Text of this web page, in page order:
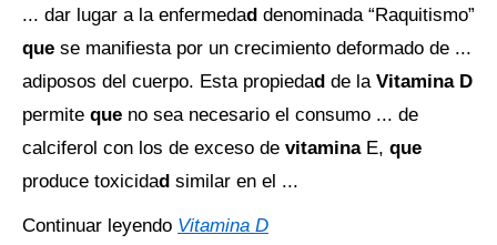
... dar lugar a la enfermedad denominada “Raquitismo”
que se manifiesta por un crecimiento deformado de ...
adiposos del cuerpo. Esta propiedad de la Vitamina D
permite que no sea necesario el consumo ... de
calciferol con los de exceso de vitamina E, que
produce toxicidad similar en el ...
Continuar leyendo Vitamina D